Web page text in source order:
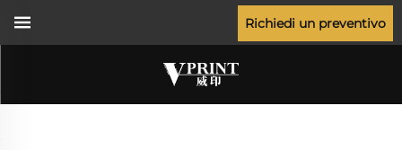
Richiedi un preventivo